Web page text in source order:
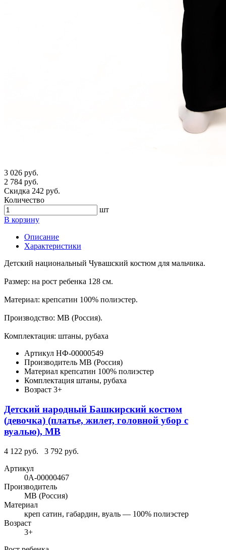
3 026 руб.
2 784 руб.
Скидка 242 руб.
Количество
шт
В корзину
Описание
Характеристики
Детский национальный Чувашский костюм для мальчика.
Размер: на рост ребенка 128 см.
Материал: крепсатин 100% полиэстер.
Производство: МВ (Россия).
Комплектация: штаны, рубаха
Артикул НФ-00000549
Производитель МВ (Россия)
Материал крепсатин 100% полиэстер
Комплектация штаны, рубаха
Возраст 3+
Детский народный Башкирский костюм
(девочка) (платье, жилет, головной убор с
вуалью), МВ
4 122 руб.
3 792 руб.
Артикул
0А-00000467
Производитель
МВ (Россия)
Материал
креп сатин, габардин, вуаль — 100% полиэстер
Возраст
3+